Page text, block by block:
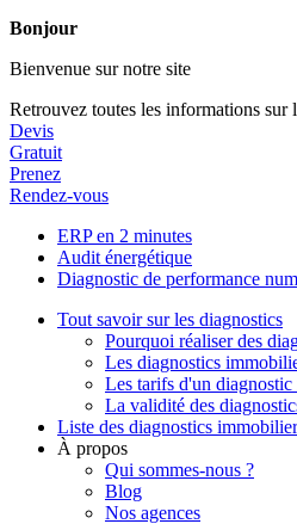
Bonjour
Bienvenue sur notre site
Retrouvez toutes les informations sur
Devis
Gratuit
Prenez
Rendez-vous
ERP en 2 minutes
Audit énergétique
Diagnostic de performance
Tout savoir sur les diagnostics
Pourquoi réaliser des
Les diagnostics
Les tarifs d'un
La validité des
Liste des diagnostics
À propos
Qui sommes-nous ?
Blog
Nos agences